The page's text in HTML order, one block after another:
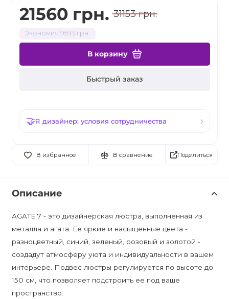
21560 грн. 31153 грн.
Экономия 9593 грн.
В корзину
Быстрый заказ
Я дизайнер: условия сотрудничества
В избранное В сравнение Поделиться
Описание
AGATE 7 - это дизайнерская люстра, выполненная из
металла и агата. Ее яркие и насыщенные цвета -
разноцветный, синий, зеленый, розовый и золотой -
создадут атмосферу уюта и индивидуальности в вашем
интерьере. Подвес люстры регулируется по высоте до
150 см, что позволяет подстроить ее под ваше
пространство.